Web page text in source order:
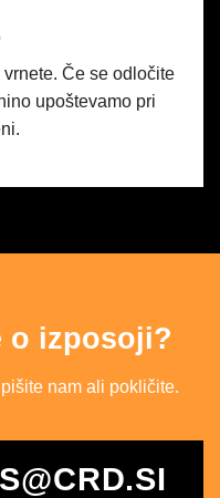
Če se odločite
upoštevamo pri
o izposoji?
nam ali pokličite.